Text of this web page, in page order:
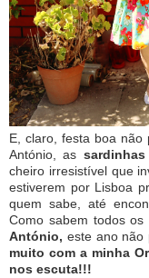
E, claro, festa boa
António, as
cheiro irresistível que
estiverem por Lisboa
quem sabe, até
Como sabem todos
António, este ano não
muito com a minha
nos escuta!!!